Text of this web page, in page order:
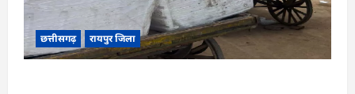
छत्तीसगढ़ रायपुर जिला